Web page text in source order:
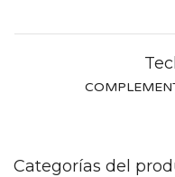
Categorías del